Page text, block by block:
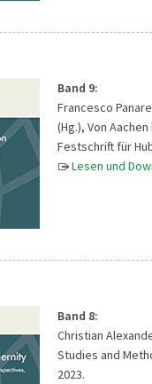
Band 9:
Francesco
(Hg.), Von
Festschrift für
Lesen und
Band 8:
Christian
Studies and
2023.